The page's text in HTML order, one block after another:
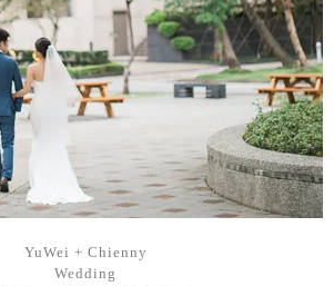
YuWei + Chienny
Wedding